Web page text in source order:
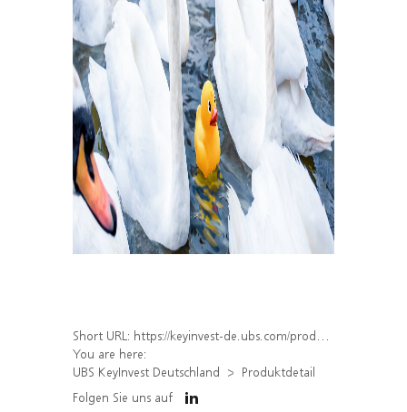
Short URL: https://keyinvest-de.ubs.com/produkt/detail/index/isin/DE000WA7B535
You are here:
UBS KeyInvest Deutschland
Produktdetail
Folgen Sie uns auf